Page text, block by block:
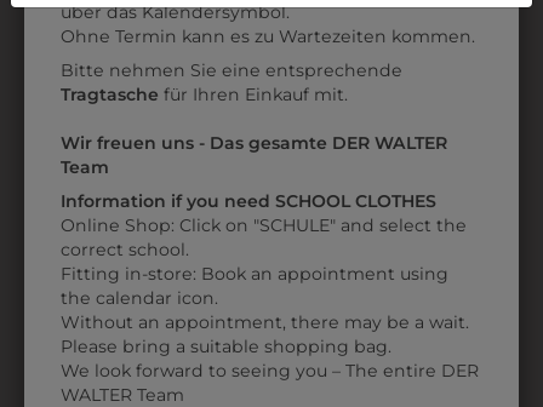
6KHAW01T4940
KOCHHAUBE TÜRKIS
KURZ
5 PANEL KAPPE
Datenschutzerklärungbzw. im
über das Kalendersymbol.
Ohne Termin kann es zu Wartezeiten kommen.
Bitte nehmen Sie eine entsprechende
Tragtasche für Ihren Einkauf mit.
Wir freuen uns - Das gesamte DER WALTER
Team
Information if you need SCHOOL CLOTHES
Online Shop: Click on "SCHULE" and select the
correct school.
Fitting in-store: Book an appointment using
the calendar icon.
Without an appointment, there may be a wait.
Please bring a suitable shopping bag.
We look forward to seeing you – The entire DER
WALTER Team